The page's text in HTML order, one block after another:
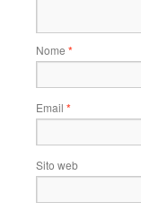
Nome *
Email *
Sito web